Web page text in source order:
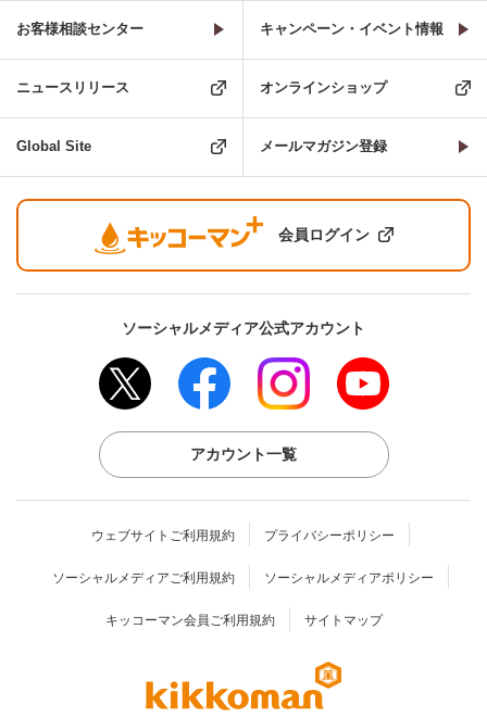
お客様相談センター キャンペーン・イベント情報
ニュースリリース オンラインショップ
Global Site メールマガジン登録
会員ログイン
ソーシャルメディア公式アカウント
アカウント一覧
ウェブサイトご利用規約 プライバシーポリシー
ソーシャルメディアご利用規約 ソーシャルメディアポリシー
キッコーマン会員ご利用規約 サイトマップ